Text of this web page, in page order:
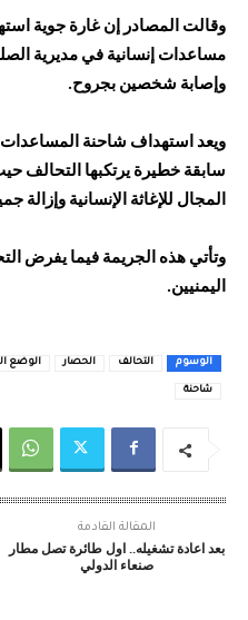
وقالت المصادر إن غارة جوية
مساعدات إنسانية في مديرية
وإصابة شخصين بجروح.
ويعد استهداف شاحنة المساعدات
سابقة خطيرة يرتكبها التحالف
المجال للإغاثة الإنسانية وإزالة
وتأتي هذه الجريمة فيما يفرض
اليمنيين.
الوسوم التحالف الحصار الوضع
شاحنة
المقالة القادمة
بعد اعادة تشغيله.. اول طائرة تصل مطار
صنعاء الدولي